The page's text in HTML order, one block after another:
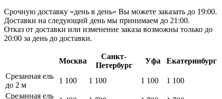
Срочную доставку «день в день» Вы можете заказать до 19:00.
Доставки на следующий день мы принимаем до 21:00.
Отказ от доставки или изменение заказа возможны только до
20:00 за день до доставки.
Москва
Санкт-
Петербург
Уфа
Екатеринбург
Срезанная ель
до 2 м
1 100 1 100 1 100
1 100
Срезанная ель